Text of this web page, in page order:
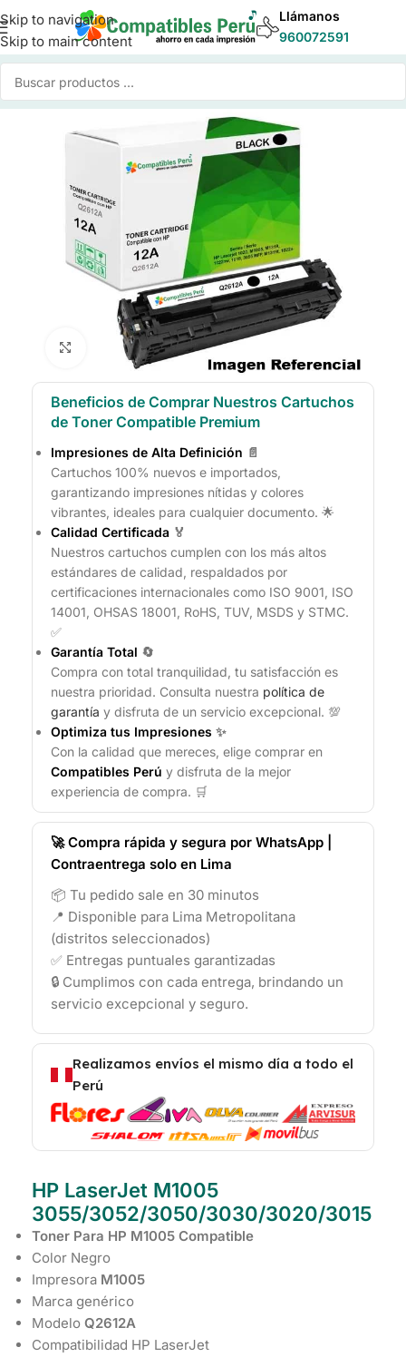
Skip to navigation
Skip to main content
Llámanos
960072591
Inicio/Toner para Impresoras/Toner Compatible HP
Click to enlarge
Beneficios de Comprar Nuestros Cartuchos
de Toner Compatible Premium
Impresiones de Alta Definición 📄
Cartuchos 100% nuevos e importados,
garantizando impresiones nítidas y colores
vibrantes, ideales para cualquier documento. 🌟
Calidad Certificada 🏅
Nuestros cartuchos cumplen con los más altos
estándares de calidad, respaldados por
certificaciones internacionales como ISO 9001, ISO
14001, OHSAS 18001, RoHS, TUV, MSDS y STMC.
✅
Garantía Total 🔄
Compra con total tranquilidad, tu satisfacción es
nuestra prioridad. Consulta nuestra política de
garantía y disfruta de un servicio excepcional. 💯
Optimiza tus Impresiones ✨
Con la calidad que mereces, elige comprar en
Compatibles Perú y disfruta de la mejor
experiencia de compra. 🛒
🚀 Compra rápida y segura por WhatsApp |
Contraentrega solo en Lima
📦 Tu pedido sale en 30 minutos
📍 Disponible para Lima Metropolitana
(distritos seleccionados)
✅ Entregas puntuales garantizadas
🔒 Cumplimos con cada entrega, brindando un
servicio excepcional y seguro.
Realizamos envíos el mismo día a todo el
Perú
HP LaserJet M1005
3055/3052/3050/3030/3020/3015
Toner Para HP M1005 Compatible
Color Negro
Impresora M1005
Marca genérico
Modelo Q2612A
Compatibilidad HP LaserJet